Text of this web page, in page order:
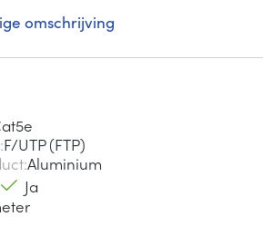
omschrijving
F/UTP (FTP)
Aluminium
Ja